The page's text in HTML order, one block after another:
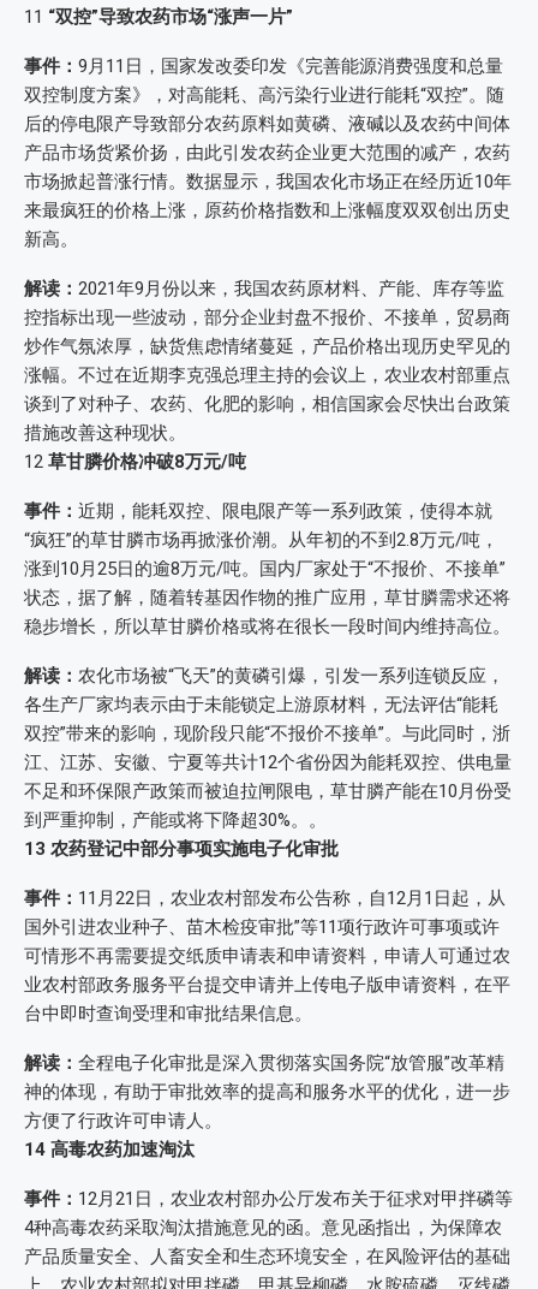
11 “双控”导致农药市场“涨声一片”
事件： 9月11日，国家发改委印发《完善能源消费强度和总量
双控制度方案》，对高能耗、高污染行业进行能耗“双控”。随
后的停电限产导致部分农药原料如黄磷、液碱以及农药中间体
产品市场货紧价扬，由此引发农药企业更大范围的减产，农药
市场掀起普涨行情。数据显示，我国农化市场正在经历近10年
来最疯狂的价格上涨，原药价格指数和上涨幅度双双创出历史
新高。
解读： 2021年9月份以来，我国农药原材料、产能、库存等监
控指标出现一些波动，部分企业封盘不报价、不接单，贸易商
炒作气氛浓厚，缺货焦虑情绪蔓延，产品价格出现历史罕见的
涨幅。不过在近期李克强总理主持的会议上，农业农村部重点
谈到了对种子、农药、化肥的影响，相信国家会尽快出台政策
措施改善这种现状。
12 草甘膦价格冲破8万元/吨
事件： 近期，能耗双控、限电限产等一系列政策，使得本就
“疯狂”的草甘膦市场再掀涨价潮。从年初的不到2.8万元/吨，
涨到10月25日的逾8万元/吨。国内厂家处于“不报价、不接单”
状态，据了解，随着转基因作物的推广应用，草甘膦需求还将
稳步增长，所以草甘膦价格或将在很长一段时间内维持高位。
解读： 农化市场被“飞天”的黄磷引爆，引发一系列连锁反应，
各生产厂家均表示由于未能锁定上游原材料，无法评估“能耗
双控”带来的影响，现阶段只能“不报价不接单”。与此同时，浙
江、江苏、安徽、宁夏等共计12个省份因为能耗双控、供电量
不足和环保限产政策而被迫拉闸限电，草甘膦产能在10月份受
到严重抑制，产能或将下降超30%。。
13 农药登记中部分事项实施电子化审批
事件： 11月22日，农业农村部发布公告称，自12月1日起，从
国外引进农业种子、苗木检疫审批”等11项行政许可事项或许
可情形不再需要提交纸质申请表和申请资料，申请人可通过农
业农村部政务服务平台提交申请并上传电子版申请资料，在平
台中即时查询受理和审批结果信息。
解读： 全程电子化审批是深入贯彻落实国务院“放管服”改革精
神的体现，有助于审批效率的提高和服务水平的优化，进一步
方便了行政许可申请人。
14 高毒农药加速淘汰
事件： 12月21日，农业农村部办公厅发布关于征求对甲拌磷等
4种高毒农药采取淘汰措施意见的函。意见函指出，为保障农
产品质量安全、人畜安全和生态环境安全，在风险评估的基础